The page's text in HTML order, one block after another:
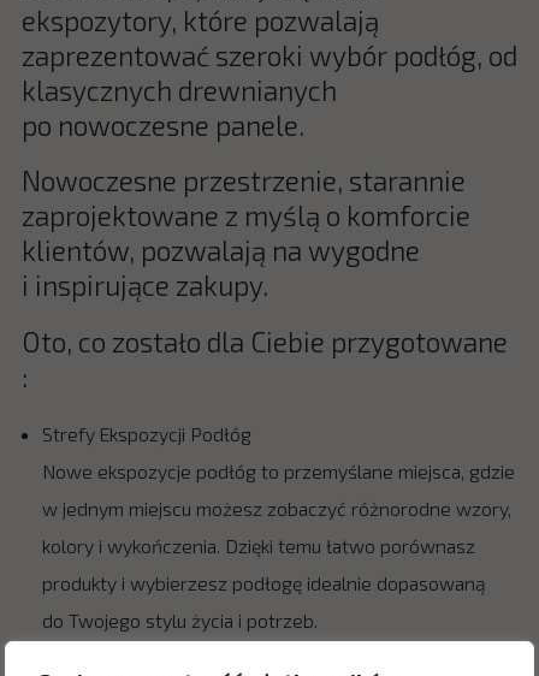
ekspozytory, które pozwalają
zaprezentować szeroki wybór podłóg, od
klasycznych drewnianych
po nowoczesne panele.
Nowoczesne przestrzenie, starannie
zaprojektowane z myślą o komforcie
klientów, pozwalają na wygodne
i inspirujące zakupy.
Oto, co zostało dla Ciebie przygotowane
:
Strefy Ekspozycji Podłóg
Nowe ekspozycje podłóg to przemyślane miejsca, gdzie
w jednym miejscu możesz zobaczyć różnorodne wzory,
kolory i wykończenia. Dzięki temu łatwo porównasz
produkty i wybierzesz podłogę idealnie dopasowaną
do Twojego stylu życia i potrzeb.